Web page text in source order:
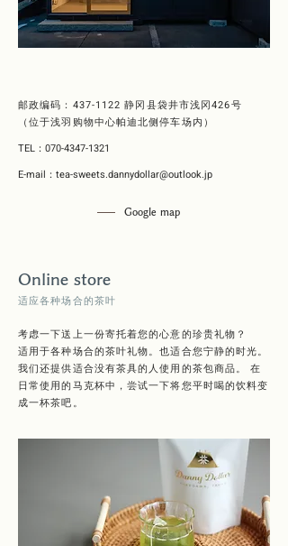
邮政编码：437-1122 静冈县袋井市浅冈426号
（位于浅羽购物中心帕迪北侧停车场内）
TEL：070-4347-1321
E-mail： tea-sweets.dannydollar@outlook.jp
Google map
Online store
适应各种场合的茶叶
考虑一下送上一份寄托着您的心意的珍贵礼物？
适用于各种场合的茶叶礼物。也适合您宁静的时光。
我们还提供适合没有茶具的人使用的茶包商品。 在
日常使用的马克杯中，尝试一下将您平时喝的饮料变
成一杯茶吧。